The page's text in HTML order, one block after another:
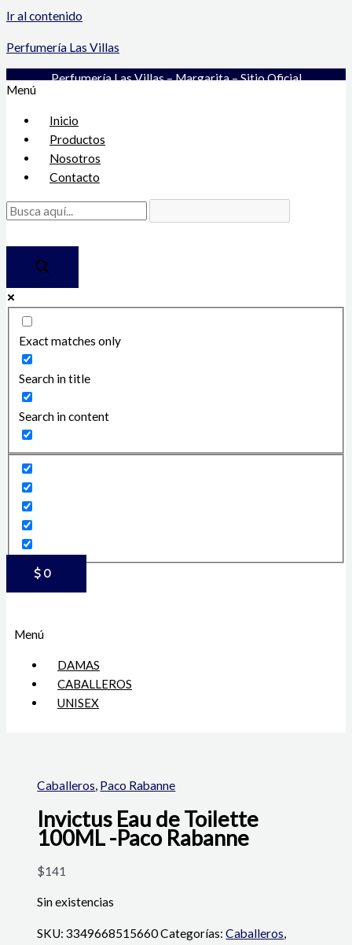
Ir al contenido
Perfumería Las Villas
Perfumería Las Villas – Margarita – Sitio Oficial
Menú
Inicio
Productos
Nosotros
Contacto
Exact matches only
Search in title
Search in content
$ 0
Menú
DAMAS
CABALLEROS
UNISEX
Caballeros, Paco Rabanne
Invictus Eau de Toilette
100ML -Paco Rabanne
$141
Sin existencias
SKU:3349668515660Categorías:Caballeros,